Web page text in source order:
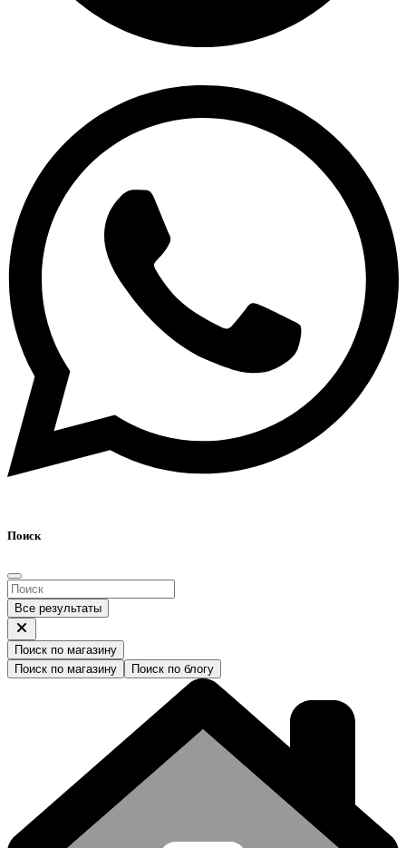
Поиск
Все результаты
Поиск по магазину
Поиск по магазину
Поиск по блогу